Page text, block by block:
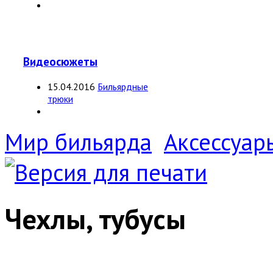
Видеосюжеты
15.04.2016 Бильярдные
трюки
Мир бильярда
Чехлы, тубусы